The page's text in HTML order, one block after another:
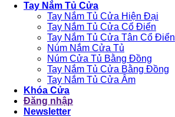
Tay Nắm Tủ Cửa
Tay Nắm Tủ Cửa Hiện Đại
Tay Nắm Tủ Cửa Cổ Điển
Tay Nắm Tủ Cửa Tân Cổ Điển
Núm Nắm Cửa Tủ
Núm Cửa Tủ Bằng Đồng
Tay Nắm Tủ Cửa Bằng Đồng
Tay Nắm Tủ Cửa Âm
Khóa Cửa
Đăng nhập
Newsletter